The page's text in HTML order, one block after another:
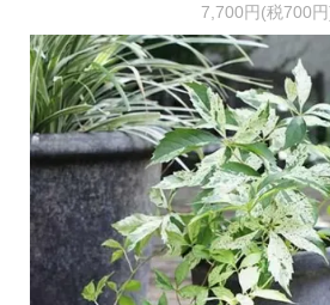
7,700円(税700